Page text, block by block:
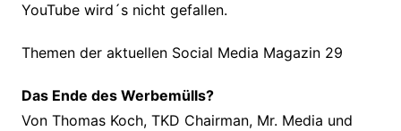
YouTube wird´s nicht gefallen.
Themen der aktuellen Social Media Magazin 29
Das Ende des Werbemülls?
Von Thomas Koch, TKD Chairman, Mr. Media und